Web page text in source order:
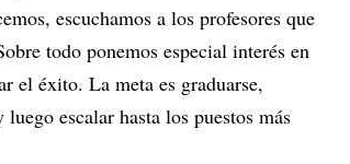
escuchamos a los profesores que
todo ponemos especial interés en
el éxito. La meta es graduarse,
escalar hasta los puestos más